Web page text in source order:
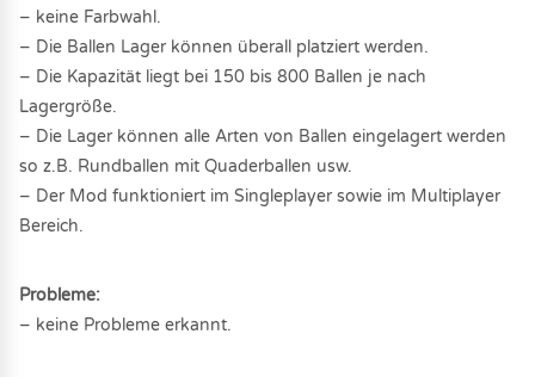
– keine Farbwahl.
– Die Ballen Lager können überall platziert werden.
– Die Kapazität liegt bei 150 bis 800 Ballen je nach
Lagergröße.
– Die Lager können alle Arten von Ballen eingelagert werden
so z.B. Rundballen mit Quaderballen usw.
– Der Mod funktioniert im Singleplayer sowie im Multiplayer
Bereich.
Probleme:
– keine Probleme erkannt.